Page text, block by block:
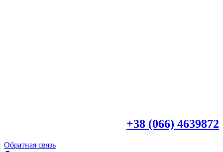
+38 (066) 4639872
Обратная связь